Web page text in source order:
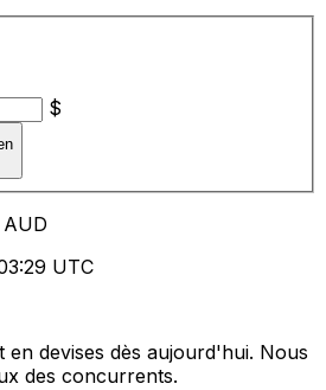
$
AUD
UTC
devises dès aujourd'hui. Nous
des concurrents.